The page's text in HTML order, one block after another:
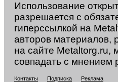
Использование
разрешается с
гиперссылкой на
авторов
на сайте Metaltorg.ru,
совпадать с мнением
Контакты Подписка Реклама